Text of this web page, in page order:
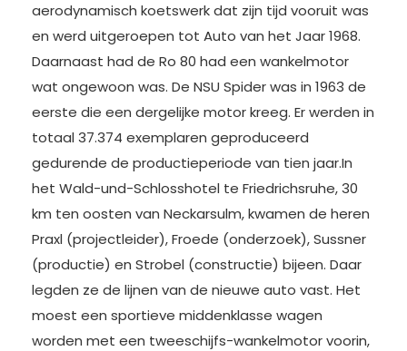
aerodynamisch koetswerk dat zijn tijd vooruit was
en werd uitgeroepen tot Auto van het Jaar 1968.
Daarnaast had de Ro 80 had een wankelmotor
wat ongewoon was. De NSU Spider was in 1963 de
eerste die een dergelijke motor kreeg. Er werden in
totaal 37.374 exemplaren geproduceerd
gedurende de productieperiode van tien jaar.In
het Wald-und-Schlosshotel te Friedrichsruhe, 30
km ten oosten van Neckarsulm, kwamen de heren
Praxl (projectleider), Froede (onderzoek), Sussner
(productie) en Strobel (constructie) bijeen. Daar
legden ze de lijnen van de nieuwe auto vast. Het
moest een sportieve middenklasse wagen
worden met een tweeschijfs-wankelmotor voorin,